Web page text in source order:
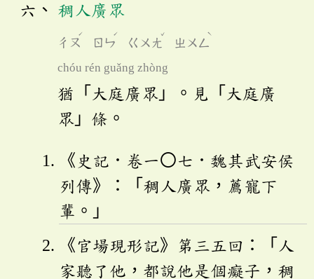
稠人廣眾
ㄔㄡ
ˊ
ㄖㄣ
ˊ
ㄍㄨㄤ
ˇ
ㄓㄨㄥ
ˋ
chóu rén guǎng zhòng
猶「大庭廣眾」。見「大庭廣
眾」條。
《史記．卷一〇七．魏其武安侯
列傳》：「稠人廣眾，薦寵下
輩。」
《官場現形記》第三五回：「人
家聽了他，都說他是個癡子，稠